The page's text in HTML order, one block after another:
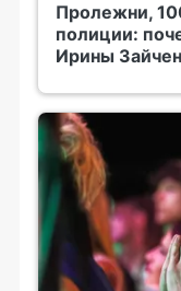
Пролежни,
полиции:
Ирины